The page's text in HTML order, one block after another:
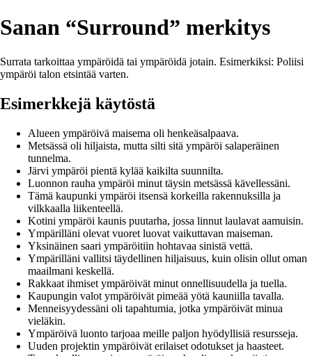
Sanan “Surround” merkitys
Surrata tarkoittaa ympäröidä tai ympäröidä jotain. Esimerkiksi: Poliisi
ympäröi talon etsintää varten.
Esimerkkejä käytöstä
Alueen ympäröivä maisema oli henkeäsalpaava.
Metsässä oli hiljaista, mutta silti sitä ympäröi salaperäinen
tunnelma.
Järvi ympäröi pientä kylää kaikilta suunnilta.
Luonnon rauha ympäröi minut täysin metsässä kävellessäni.
Tämä kaupunki ympäröi itsensä korkeilla rakennuksilla ja
vilkkaalla liikenteellä.
Kotini ympäröi kaunis puutarha, jossa linnut laulavat aamuisin.
Ympärilläni olevat vuoret luovat vaikuttavan maiseman.
Yksinäinen saari ympäröitiin hohtavaa sinistä vettä.
Ympärilläni vallitsi täydellinen hiljaisuus, kuin olisin ollut oman
maailmani keskellä.
Rakkaat ihmiset ympäröivät minut onnellisuudella ja tuella.
Kaupungin valot ympäröivät pimeää yötä kauniilla tavalla.
Menneisyydessäni oli tapahtumia, jotka ympäröivät minua
vieläkin.
Ympäröivä luonto tarjoaa meille paljon hyödyllisiä resursseja.
Uuden projektin ympäröivät erilaiset odotukset ja haasteet.